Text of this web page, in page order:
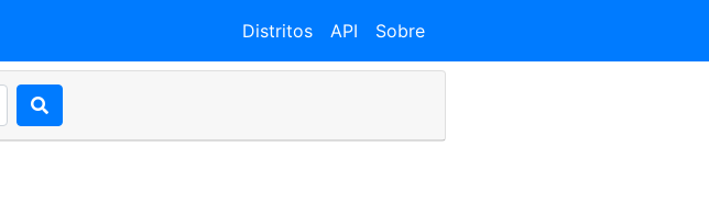
Distritos API Sobre